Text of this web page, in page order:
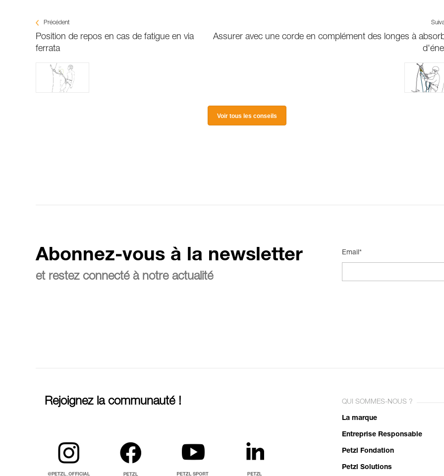
Précédent
Position de repos en cas de fatigue en via
ferrata
Assurer avec une corde en complément des longes à
Voir tous les conseils
Abonnez-vous à la newsletter
et restez connecté à notre actualité
Email*
Rejoignez la communauté ! QUI SOMMES-NOUS ?
La marque
Entreprise Responsable
Petzl Fondation
Petzl Solutions